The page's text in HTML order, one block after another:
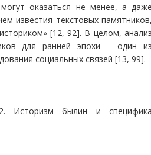
оказаться не менее, а
известия текстовых
[12, 92]. В целом,
для ранней эпохи – один
социальных связей [13, 99].
Историзм былин и